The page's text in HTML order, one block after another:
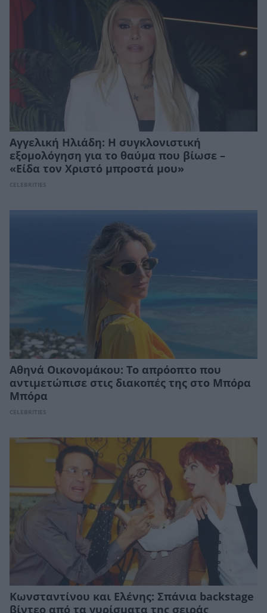
Αγγελική Ηλιάδη: Η συγκλονιστική
εξομολόγηση για το θαύμα που βίωσε –
«Είδα τον Χριστό μπροστά μου»
CELEBRITIES
Αθηνά Οικονομάκου: Το απρόοπτο που
αντιμετώπισε στις διακοπές της στο Μπόρα
Μπόρα
CELEBRITIES
Κωνσταντίνου και Ελένης: Σπάνια backstage
βίντεο από τα γυρίσματα της σειράς